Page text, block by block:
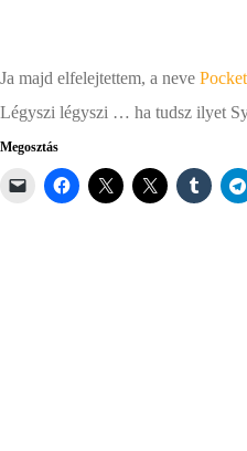
Ja majd elfelejtettem, a neve
Légyszi légyszi … ha tudsz ilyet
Megosztás